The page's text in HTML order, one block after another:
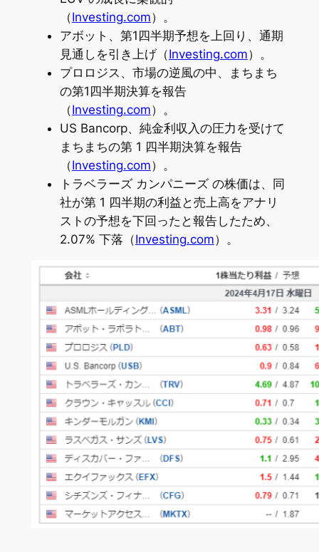
（Investing.com）。
アボット、第1四半期予想を上回り、通期
見通しを引き上げ（Investing.com）。
プロロジス、市場の逆風の中、まちまち
の第1四半期決算を報告
（Investing.com）。
US Bancorp、純金利収入の圧力を受けて
まちまちの第 1 四半期決算を報告
（Investing.com）。
トラベラーズ カンパニーズ の株価は、同
社が第 1 四半期の利益と売上高をアナリ
ストの予想を下回ったと報告したため、
2.07% 下落（Investing.com）。